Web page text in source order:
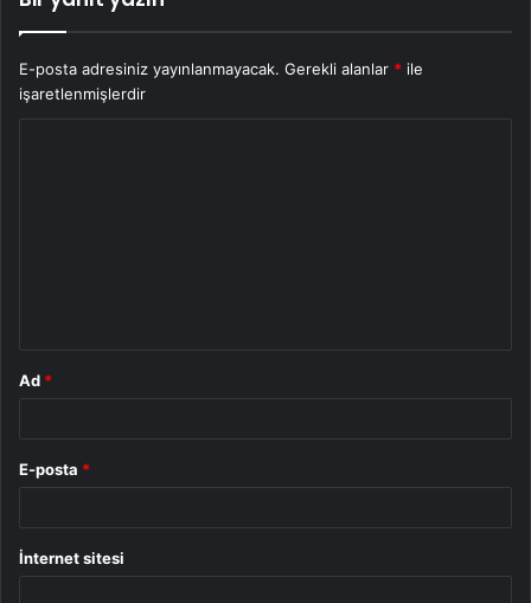
E-posta adresiniz yayınlanmayacak. Gerekli alanlar * ile
işaretlenmişlerdir
Ad *
E-posta *
İnternet sitesi